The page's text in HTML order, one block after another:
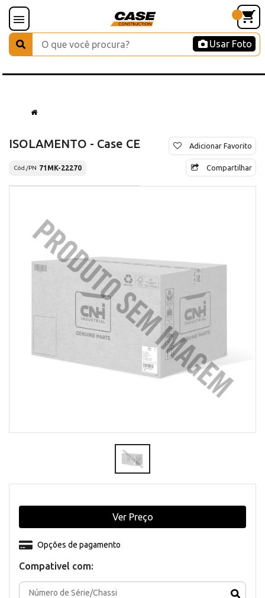
Usar Foto
ISOLAMENTO - Case CE
Cód./PN 71MK-22270
Adicionar Favorito
Compartilhar
Compativel com:
Opções de pagamento
Ver Preço